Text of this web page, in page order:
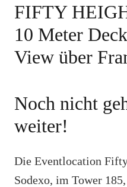
FIFTY
10 Meter
View über
Noch nicht
weiter!
Die Eventlocation
Sodexo, im Tower